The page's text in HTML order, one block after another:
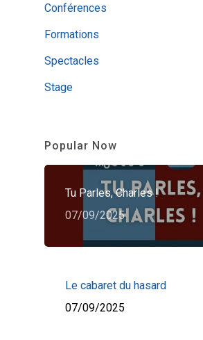
Conférences
Formations
Spectacles
Stage
Popular Now
Tu Parles, Charles !
07/09/2025
Le cabaret du hasard
07/09/2025